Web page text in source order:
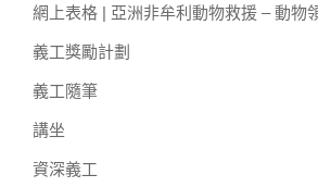
網上表格 | 亞洲非牟利動物救援 – 動物
義工獎勵計劃
義工隨筆
講坐
資深義工